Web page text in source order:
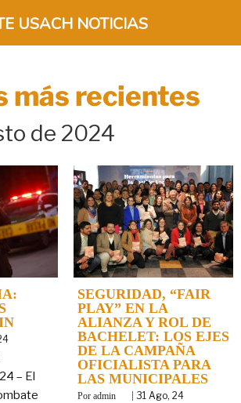
más recientes
de 2024
– El
SEGURIDAD, “FAIR
PLAY” EN LA
ALIANZA Y ROL DE
BACHELET: LOS EJES
DE LA CAMPAÑA
OFICIALISTA PARA
LAS MUNICIPALES
By admin 31 Ago, 24
USACH NOTICIAS